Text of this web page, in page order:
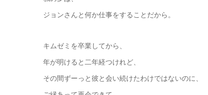
ジョンさんと何か仕事をすることだから。
キムゼミを卒業してから、
年が明けると二年経つけれど、
その間ずーっと彼と会い続けたわけではないのに、